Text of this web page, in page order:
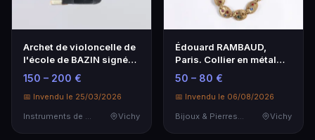
Archet de violoncelle de
l'école de BAZIN signé
Paul Mange
150 – 200 €
📅 Invendu le 25/03/2026
Instruments de Musique
Vichy
Édouard RAMBAUD,
Paris. Collier en métal
doré à décor de pla…
50 – 80 €
📅 Invendu le 06/08/2026
Bijoux & Pierres Précieuses
Vichy